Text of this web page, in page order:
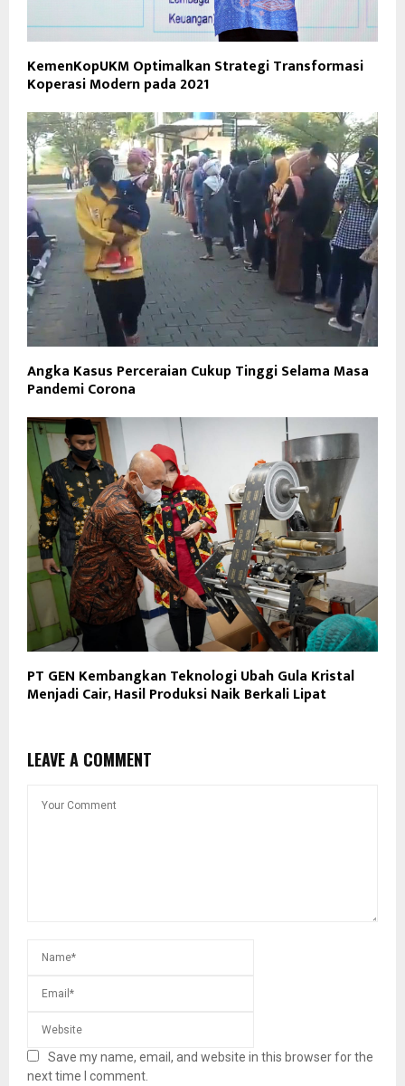
KemenKopUKM Optimalkan Strategi Transformasi
Koperasi Modern pada 2021
Angka Kasus Perceraian Cukup Tinggi Selama Masa
Pandemi Corona
PT GEN Kembangkan Teknologi Ubah Gula Kristal
Menjadi Cair, Hasil Produksi Naik Berkali Lipat
LEAVE A COMMENT
Save my name, email, and website in this browser for the
next time I comment.